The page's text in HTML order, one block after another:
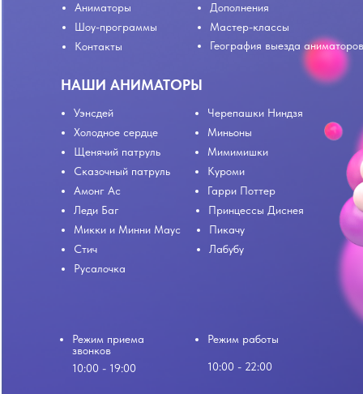
НАШИ АНИМАТОРЫ
Уэнсдей
Холодное сердце
Щенячий патруль
Сказочный патруль
Амонг Ас
Стич
Черепашки Ниндзя
Миньоны
Мимимишки
Куроми
Гарри Поттер
Русалочка
Лабубу
Принцессы Диснея
Леди Баг
Микки и Минни Маус
Режим приема
звонков
10:00 - 19:00
Режим работы
10:00 - 22:00
Пикачу
Аниматоры
Шоу-программы
Мастер-классы
Дополнения
Контакты География выезда аниматоров